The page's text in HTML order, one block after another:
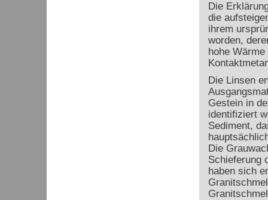
Die
die
ihrem
worden,
hohe
Die Linsen
Gestein in
identifiziert
Sediment,
Die
Schieferung
haben sich